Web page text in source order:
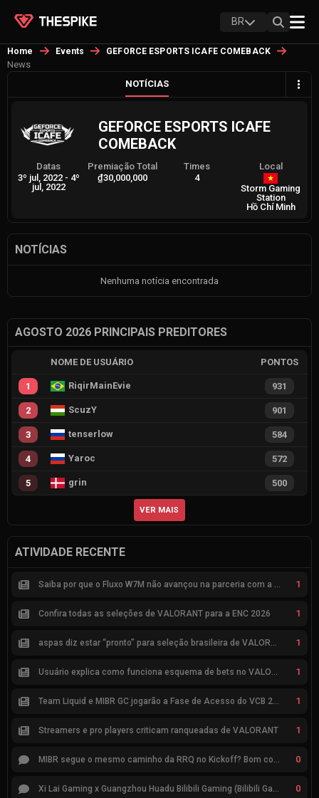
BR
Home Events GEFORCE ESPORTS ICAFE COMEBACK
News
NOTÍCIAS
GEFORCE ESPORTS ICAFE
COMEBACK
Datas
3º jul, 2022 - 4º
jul, 2022
Premiação Total
₫30,000,000
Times
4
Local
Storm Gaming
Station
Hồ Chí Minh
NOTÍCIAS
Nenhuma notícia encontrada
AGOSTO 2026 PRINCIPAIS PREDITORES
NOME DE USUÁRIO PONTOS
1 RiqirMainEvie 931
2 ScuzY 901
3 tenserlow 584
4 Yaroc 572
5 grin 500
VER MAIS
ATIVIDADE RECENTE
Saiba por que o Fluxo W7M não avançou na parceria com a Riot 1
Confira todas as seleções de VALORANT para a ENC 2026 1
aspas diz estar “pronto” para seleção brasileira de VALORANT 1
Usuário explica como funciona esquema de bets no VALORANT 1
Team Liquid e MIBR GC jogarão a Fase de Acesso do VCB 2026 1
Streamers e pro players criticam ranqueadas de VALORANT 1
MIBR segue o mesmo caminho da RRQ no Kickoff? Bom começo, mas risco de eliminação hoje 0
Xi Lai Gaming x Guangzhou Huadu Bilibili Gaming (Bilibili Gaming) 0